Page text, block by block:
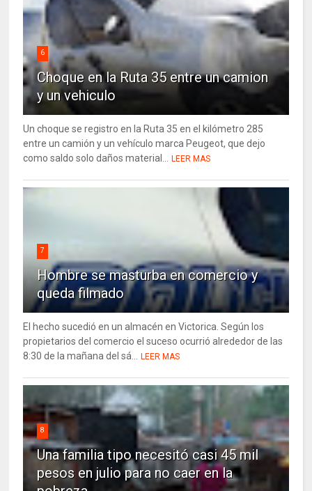
6
Choque en la Ruta 35 entre un camion
y un vehiculo
Un choque se registro en la Ruta 35 en el kilómetro 285
entre un camión y un vehículo marca Peugeot, que dejo
como saldo solo daños material... LEER MAS
7
Hombre se masturba en comercio y
queda filmado
El hecho sucedió en un almacén en Victorica. Según los
propietarios del comercio el suceso ocurrió alrededor de las
8:30 de la mañana del sá... LEER MAS
8
Una familia tipo necesitó casi 45 mil
pesos en julio para no caer en la